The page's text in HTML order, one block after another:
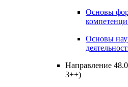
Основы
Основы
Направление
3++)